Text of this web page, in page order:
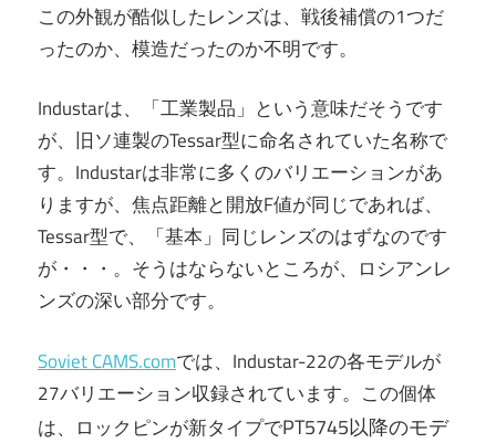
この外観が酷似したレンズは、戦後補償の1つだ
ったのか、模造だったのか不明です。
Industarは、「工業製品」という意味だそうです
が、旧ソ連製のTessar型に命名されていた名称で
す。Industarは非常に多くのバリエーションがあ
りますが、焦点距離と開放F値が同じであれば、
Tessar型で、「基本」同じレンズのはずなのです
が・・・。そうはならないところが、ロシアンレ
ンズの深い部分です。
Soviet CAMS.comでは、Industar-22の各モデルが
27バリエーション収録されています。この個体
は、ロックピンが新タイプでPT5745以降のモデ